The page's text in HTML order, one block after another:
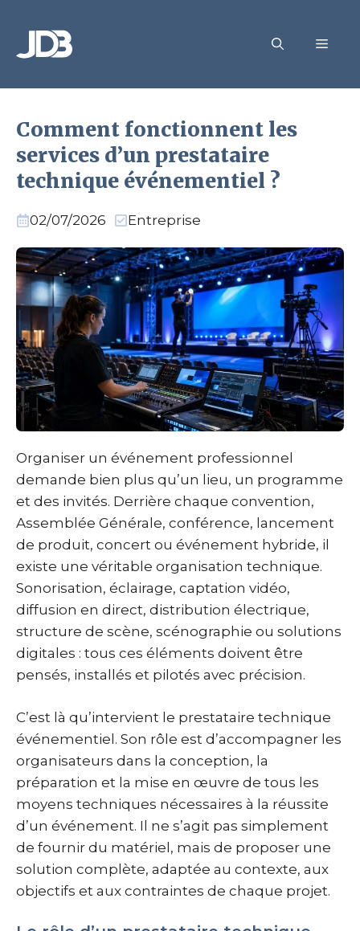
contenu
Comment fonctionnent les
services d’un prestataire
technique événementiel ?
02/07/2026 Entreprise
Organiser un événement professionnel
demande bien plus qu’un lieu, un programme
et des invités. Derrière chaque convention,
Assemblée Générale, conférence, lancement
de produit, concert ou événement hybride, il
existe une véritable organisation technique.
Sonorisation, éclairage, captation vidéo,
diffusion en direct, distribution électrique,
structure de scène, scénographie ou solutions
digitales : tous ces éléments doivent être
pensés, installés et pilotés avec précision.
C’est là qu’intervient le prestataire technique
événementiel. Son rôle est d’accompagner les
organisateurs dans la conception, la
préparation et la mise en œuvre de tous les
moyens techniques nécessaires à la réussite
d’un événement. Il ne s’agit pas simplement
de fournir du matériel, mais de proposer une
solution complète, adaptée au contexte, aux
objectifs et aux contraintes de chaque projet.